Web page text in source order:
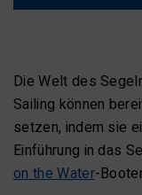
Die Welt des
Sailing können
setzen, indem sie
Einführung in das
on the Water-